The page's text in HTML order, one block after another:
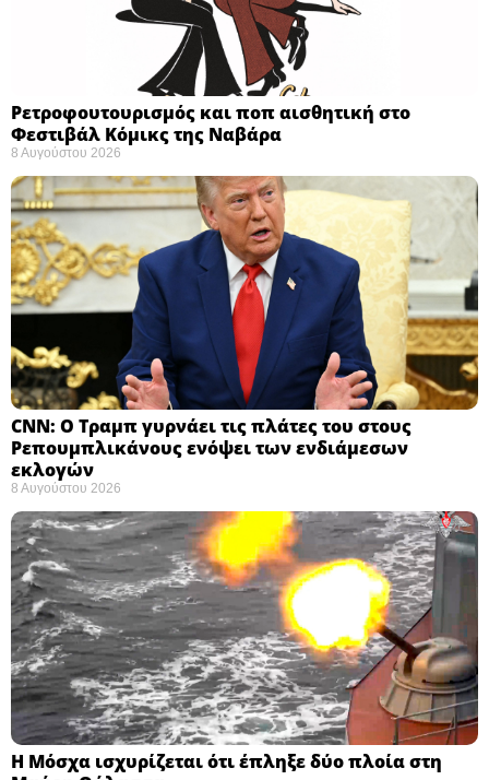
Ρετροφουτουρισμός και ποπ αισθητική στο
Φεστιβάλ Κόμικς της Ναβάρα ​
8 Αυγούστου 2026
CNN: Ο Τραμπ γυρνάει τις πλάτες του στους
Ρεπουμπλικάνους ενόψει των ενδιάμεσων
εκλογών ​
8 Αυγούστου 2026
Η Μόσχα ισχυρίζεται ότι έπληξε δύο πλοία στη